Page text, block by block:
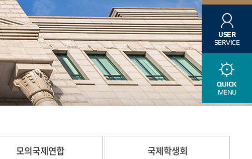
USER
SERVICE
QUICK
MENU
모의국제연합 국제학생회